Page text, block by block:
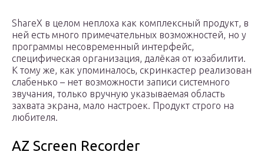
ShareX в целом неплоха как комплексный продукт, в
ней есть много примечательных возможностей, но у
программы несовременный интерфейс,
специфическая организация, далёкая от юзабилити.
К тому же, как упоминалось, скринкастер реализован
слабенько – нет возможности записи системного
звучания, только вручную указываемая область
захвата экрана, мало настроек. Продукт строго на
любителя.
AZ Screen Recorder